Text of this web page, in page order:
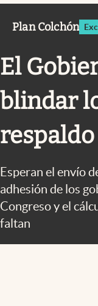
Infotechnology
Clase
Mundial 2026
Eventos Corporativos
El Cronista Studio
Mediakit
abre en nueva pestaña
Plan Colchón
El
blindar
Esperan el envío
adhesión de los
Congreso y el
faltan